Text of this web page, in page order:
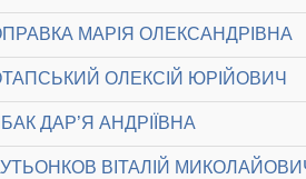
МАРІЯ ОЛЕКСАНДРІВНА
ОЛЕКСІЙ ЮРІЙОВИЧ
ДАР’Я АНДРІЇВНА
ВІТАЛІЙ